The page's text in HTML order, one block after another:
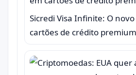
Sicredi Visa Infinite: O
cartões de crédito premium